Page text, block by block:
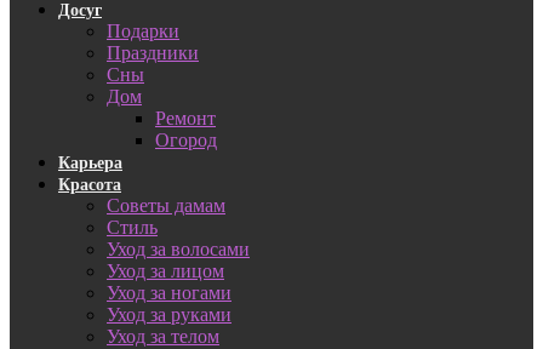
Досуг
Подарки
Праздники
Сны
Дом
Ремонт
Огород
Карьера
Красота
Советы дамам
Стиль
Уход за волосами
Уход за лицом
Уход за ногами
Уход за руками
Уход за телом